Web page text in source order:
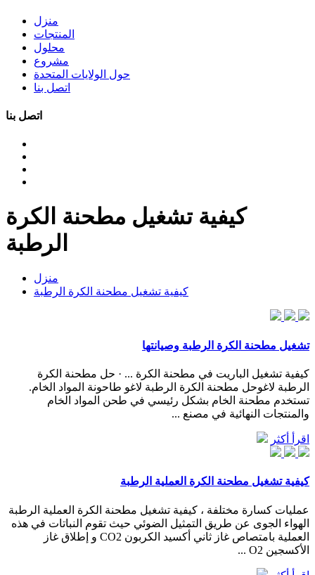
منزل
المنتجات
محلول
مشروع
حول الولايات المتحدة
اتصل بنا
اتصل بنا
كيفية تشغيل مطحنة الكرة
الرطبة
منزل
كيفية تشغيل مطحنة الكرة الرطبة
تشغيل مطحنة الكرة الرطبة وصيانتها
كيفية تشغيل الباريت في مطحنة الكرة ... · حل مطحنة الكرة
الرطبة لاغوحل مطحنة الكرة الرطبة لاغو طاحونة المواد الخام.
تستخدم مطحنة الخام بشكل رئيسي في طحن المواد الخام
والمنتجات النهائية في مصنع ...
اقرأ أكثر
كيفية تشغيل مطحنة الكرة العملية الرطبة
عمليات كسارة مختلفة ، كيفية تشغيل مطحنة الكرة العملية الرطبة
الهواء الجوى عن طريق التمثيل الضوئي حيث تقوم النباتات في هذه
العملية بامتصاص غاز ثاني أكسيد الكربون CO2 و إطلاق غاز
الأكسجين O2 ...